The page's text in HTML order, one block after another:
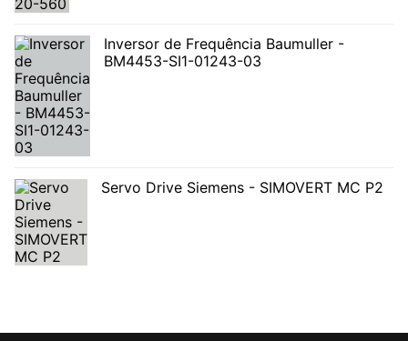
Inversor de Frequência Baumuller -
BM4453-SI1-01243-03
Servo Drive Siemens - SIMOVERT MC P2